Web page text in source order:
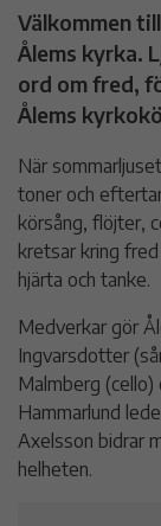
Välkommen
Ålems kyrka.
ord om fred,
Ålems
När
toner och
körsång, flöjter,
kretsar kring
hjärta och tanke.
Medverkar gör
Ingvarsdotter
Malmberg (cello)
Hammarlund
Axelsson bidrar
helheten.